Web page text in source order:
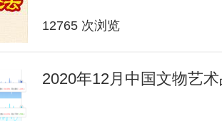
12765 次浏览
2020年12月中国文物艺